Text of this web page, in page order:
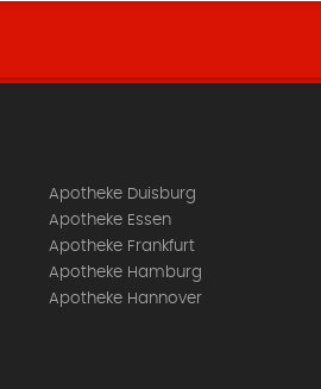
Apotheke Duisburg
Apotheke Essen
Apotheke Frankfurt
Apotheke Hamburg
Apotheke Hannover